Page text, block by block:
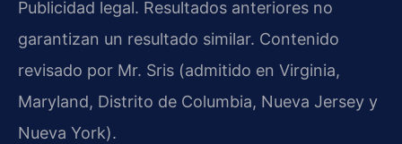
Publicidad legal. Resultados anteriores no
garantizan un resultado similar. Contenido
revisado por Mr. Sris (admitido en Virginia,
Maryland, Distrito de Columbia, Nueva Jersey y
Nueva York).